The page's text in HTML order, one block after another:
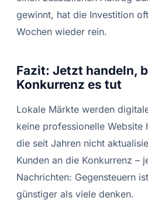
gewinnt, hat die Investition
Wochen wieder rein.
Fazit: Jetzt handeln,
Konkurrenz es tut
Lokale Märkte werden
keine professionelle Website
die seit Jahren nicht
Kunden an die Konkurrenz –
Nachrichten: Gegensteuern
günstiger als viele denken.